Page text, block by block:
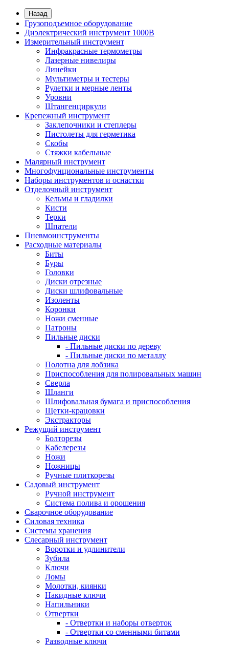
Назад
Грузоподъемное оборудование
Диэлектрический инструмент 1000В
Измерительный инструмент
Инфракрасные термометры
Лазерные нивелиры
Линейки
Мультиметры и тестеры
Рулетки и мерные ленты
Уровни
Штангенциркули
Крепежный инструмент
Заклепочники и степлеры
Пистолеты для герметика
Скобы
Стяжки кабельные
Малярный инструмент
Многофунциональные инструменты
Наборы инструментов и оснастки
Отделочный инструмент
Кельмы и гладилки
Кисти
Терки
Шпатели
Пневмоинструменты
Расходные материалы
Биты
Буры
Головки
Диски отрезные
Диски шлифовальные
Изоленты
Коронки
Ножи сменные
Патроны
Пильные диски
- Пильные диски по дереву
- Пильные диски по металлу
Полотна для лобзика
Приспособления для полировальных машин
Сверла
Шланги
Шлифовальная бумага и приспособления
Щетки-крацовки
Экстракторы
Режущий инструмент
Болторезы
Кабелерезы
Ножи
Ножницы
Ручные плиткорезы
Садовый инструмент
Ручной инструмент
Система полива и орошения
Сварочное оборудование
Силовая техника
Системы хранения
Слесарный инструмент
Воротки и удлинители
Зубила
Ключи
Ломы
Молотки, киянки
Накидные ключи
Напильники
Отвертки
- Отвертки и наборы отверток
- Отвертки со сменными битами
Разводные ключи